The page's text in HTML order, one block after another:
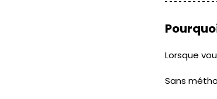
Lorsque
Sans